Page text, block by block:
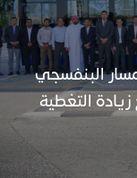
البنفسجي
التغطية